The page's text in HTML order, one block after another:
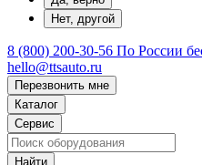
Нет, другой
8 (800) 200-30-56 По России
hello@ttsauto.ru
Перезвонить мне
Каталог
Сервис